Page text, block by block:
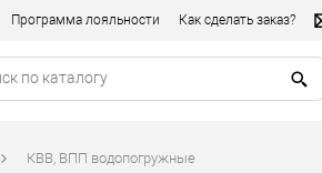
Программа лояльности Как сделать заказ?
КВВ, ВПП водопогружные